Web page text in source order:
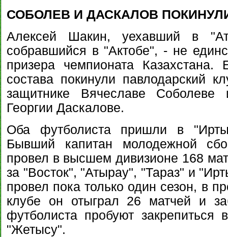
СОБОЛЕВ И ДАСКАЛОВ
Алексей Шакин, уехавший в
собравшийся в "Актобе", - не
призера чемпионата
состава покинули павлодарский
защитнике Вячеславе
Георгии Даскалове.
Оба футболиста пришли в
Бывший капитан молодежной
провел в высшем дивизионе 168
за "Восток", "Атырау", "Тараз" и
провел пока только один сезон, в
клубе он отыграл 26 матчей и
футболиста пробуют закрепиться
"Жетысу".